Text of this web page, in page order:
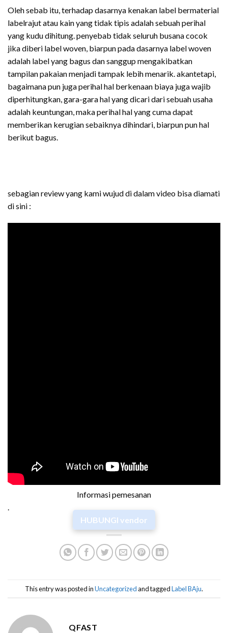
Oleh sebab itu, terhadap dasarnya kenakan label bermaterial
labelrajut atau kain yang tidak tipis adalah sebuah perihal
yang kudu dihitung. penyebab tidak seluruh busana cocok
jika diberi label woven, biarpun pada dasarnya label woven
adalah label yang bagus dan sanggup mengakibatkan
tampilan pakaian menjadi tampak lebih menarik. akantetapi,
bagaimana pun juga perihal hal berkenaan biaya juga wajib
diperhitungkan, gara-gara hal yang dicari dari sebuah usaha
adalah keuntungan, maka perihal hal yang cuma dapat
memberikan kerugian sebaiknya dihindari, biarpun pun hal
berikut bagus.
sebagian review yang kami wujud di dalam video bisa diamati
di sini :
Informasi pemesanan
.
HUBUNGI vendor
This entry was posted inUncategorizedand taggedLabel BAju.
QFAST